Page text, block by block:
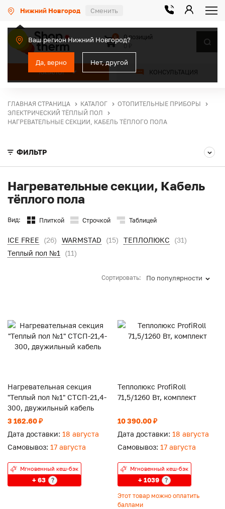
Нижний Новгород Сменить
Ваш регион Нижний Новгород?
Да, верно Нет, другой
КАТАЛОГ КОНСУЛЬТАЦИЯ
0
0 позиций
ГЛАВНАЯ СТРАНИЦА КАТАЛОГ
ОТОПИТЕЛЬНЫЕ ПРИБОРЫ
ЭЛЕКТРИЧЕСКИЙ ТЁПЛЫЙ ПОЛ
НАГРЕВАТЕЛЬНЫЕ СЕКЦИИ, КАБЕЛЬ ТЁПЛОГО ПОЛА
ФИЛЬТР
Нагревательные секции, Кабель
тёплого пола
Вид: Плиткой Строчкой Таблицей
ICE FREE (26) WARMSTAD (15) ТЕПЛОЛЮКС
(31)
Теплый пол №1
(11)
Сортировать: По популярности
Нагревательная секция
"Теплый пол №1" СТСП-21,4-
300, двужильный кабель
3 162.60 ₽
Дата доставки: 18 августа
Самовывоз: 17 августа
Мгновенный кеш-бэк
+ 63 ?
Теплолюкс ProfiRoll
71,5/1260 Вт, комплект
10 390.00 ₽
Дата доставки: 18 августа
Самовывоз: 17 августа
Мгновенный кеш-бэк
+ 1039 ?
Этот товар можно оплатить
баллами